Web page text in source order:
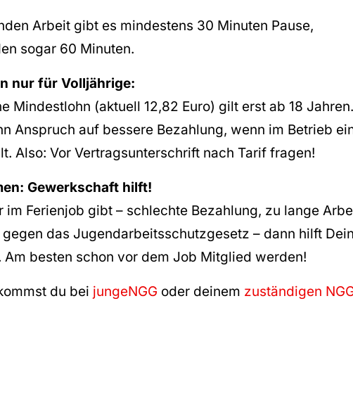
Arbeit gibt es mindestens 30 Minuten Pause,
sogar 60 Minuten.
nur für Volljährige:
Mindestlohn (aktuell 12,82 Euro) gilt erst ab 18
Anspruch auf bessere Bezahlung, wenn im Betrieb
Also: Vor Vertragsunterschrift nach Tarif fragen!
Gewerkschaft hilft!
im Ferienjob gibt – schlechte Bezahlung, zu lange
das Jugendarbeitsschutzgesetz – dann hilft
Am besten schon vor dem Job Mitglied werden!
du bei jungeNGG oder deinem zuständigen